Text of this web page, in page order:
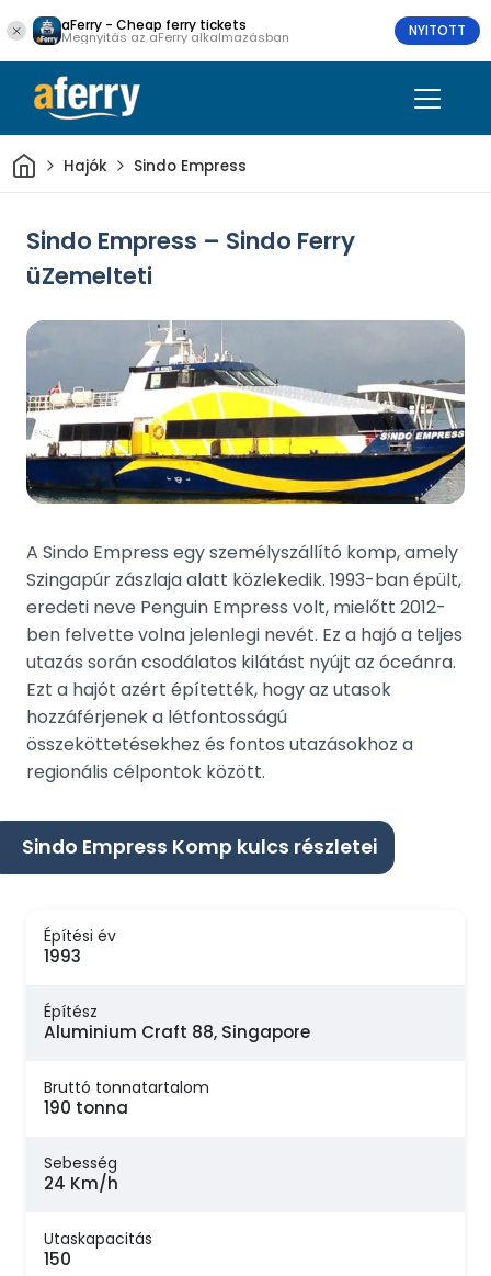
aFerry - Cheap ferry tickets
Megnyitás az aFerry alkalmazásban NYITOTT
Otthon
Hajók Sindo Empress
Sindo Empress – Sindo Ferry
üZemelteti
A Sindo Empress egy személyszállító komp, amely
Szingapúr zászlaja alatt közlekedik. 1993-ban épült,
eredeti neve Penguin Empress volt, mielőtt 2012-
ben felvette volna jelenlegi nevét. Ez a hajó a teljes
utazás során csodálatos kilátást nyújt az óceánra.
Ezt a hajót azért építették, hogy az utasok
hozzáférjenek a létfontosságú
összeköttetésekhez és fontos utazásokhoz a
regionális célpontok között.
Sindo Empress Komp kulcs részletei
Építési év
1993
Építész
Aluminium Craft 88, Singapore
Bruttó tonnatartalom
190 tonna
Sebesség
24 Km/h
Utaskapacitás
150